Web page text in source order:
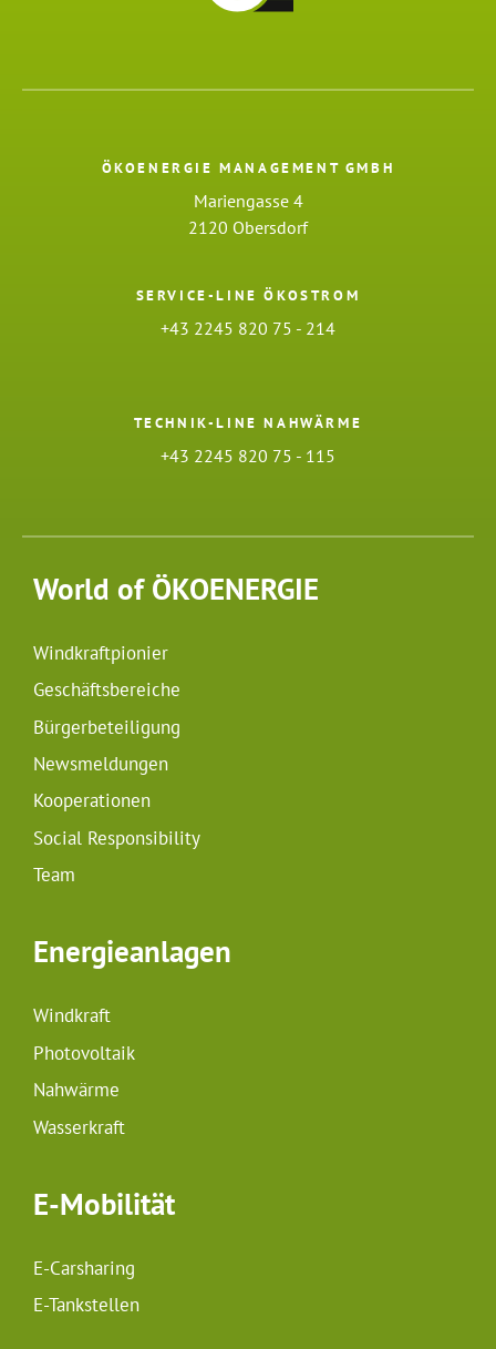
ÖKOENERGIE MANAGEMENT GMBH
Mariengasse 4
2120 Obersdorf
SERVICE-LINE ÖKOSTROM
+43 2245 820 75 - 214
TECHNIK-LINE NAHWÄRME
+43 2245 820 75 - 115
World of ÖKOENERGIE
Windkraftpionier
Geschäftsbereiche
Bürgerbeteiligung
Newsmeldungen
Kooperationen
Social Responsibility
Team
Energieanlagen
Windkraft
Photovoltaik
Nahwärme
Wasserkraft
E-Mobilität
E-Carsharing
E-Tankstellen